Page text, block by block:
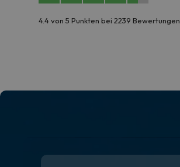
4.4 von 5 Punkten bei 2239 Bewertungen